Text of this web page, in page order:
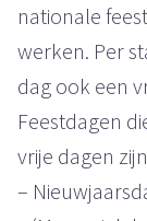
nationale
werken. Per
dag ook een
Feestdagen
vrije dagen
–